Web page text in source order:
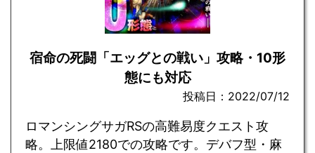
宿命の死闘「エッグとの戦い」攻略・10形
態にも対応
投稿日：2022/07/12
ロマンシングサガRSの高難易度クエスト攻
略。上限値2180での攻略です。デバフ型・麻